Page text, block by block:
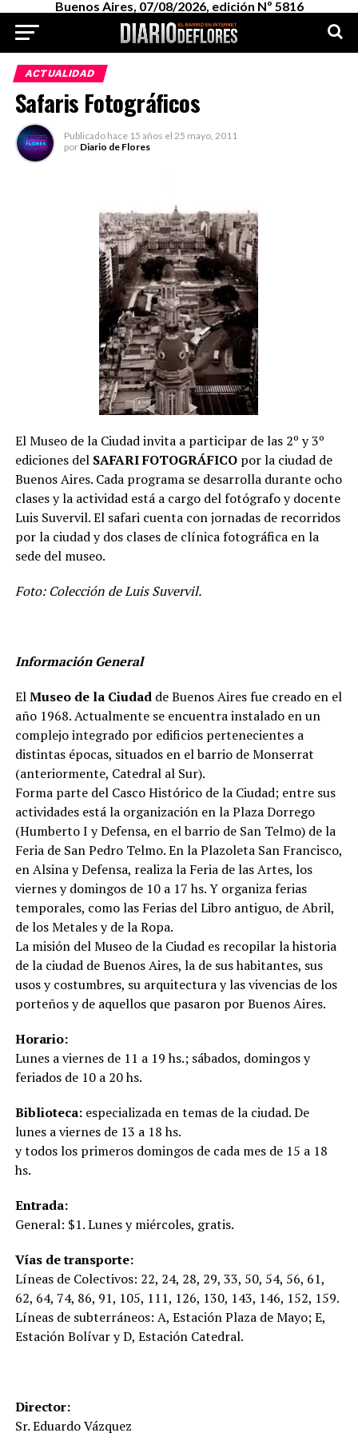
Buenos Aires, 07/08/2026, edición Nº 5816
ACTUALIDAD
Safaris Fotográficos
Publicado hace 15 años el 25 mayo, 2011
por Diario de Flores
El Museo de la Ciudad invita a participar de las 2º y 3º
ediciones del SAFARI FOTOGRÁFICOpor la ciudad de
Buenos Aires. Cada programa se desarrolla durante ocho
clases y la actividad está a cargo del fotógrafo y docente
Luis Suvervil. El safari cuenta con jornadas de recorridos
por la ciudad y dos clases de clínica fotográfica en la
sede del museo.
Foto: Colección de Luis Suvervil.
Información General
ElMuseo de la Ciudadde Buenos Aires fue creado en el
año 1968. Actualmente se encuentra instalado en un
complejo integrado por edificios pertenecientes a
distintas épocas, situados en el barrio de Monserrat
(anteriormente, Catedral al Sur).
Forma parte del Casco Histórico de la Ciudad; entre sus
actividades está la organización en la Plaza Dorrego
(Humberto I y Defensa, en el barrio de San Telmo) de la
Feria de San Pedro Telmo. En la Plazoleta San Francisco,
en Alsina y Defensa, realiza la Feria de las Artes, los
viernes y domingos de 10 a 17 hs. Y organiza ferias
temporales, como las Ferias del Libro antiguo, de Abril,
de los Metales y de la Ropa.
La misión del Museo de la Ciudad es recopilar la historia
de la ciudad de Buenos Aires, la de sus habitantes, sus
usos y costumbres, su arquitectura y las vivencias de los
porteños y de aquellos que pasaron por Buenos Aires.
Horario:
Lunes a viernes de 11 a 19 hs.; sábados, domingos y
feriados de 10 a 20 hs.
Biblioteca: especializada en temas de la ciudad. De
lunes a viernes de 13 a 18 hs.
y todos los primeros domingos de cada mes de 15 a 18
hs.
Entrada:
General: $1. Lunes y miércoles, gratis.
Vías de transporte:
Líneas de Colectivos: 22, 24, 28, 29, 33, 50, 54, 56, 61,
62, 64, 74, 86, 91, 105, 111, 126, 130, 143, 146, 152, 159.
Líneas de subterráneos: A, Estación Plaza de Mayo; E,
Estación Bolívar y D, Estación Catedral.
Director:
Sr. Eduardo Vázquez